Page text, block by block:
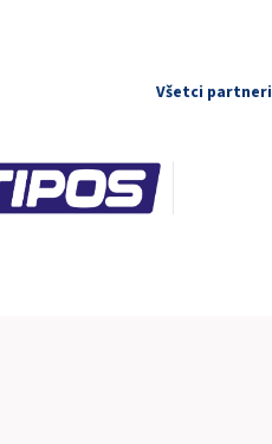
Všetci partneri